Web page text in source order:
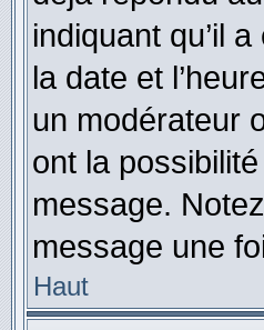
indiquant qu’il
la date et
un modérateur
ont la
message.
message une
Haut